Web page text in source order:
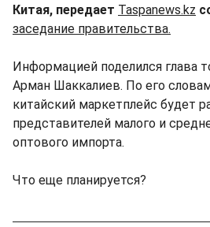
Китая, передает Taspanews.kz
заседание правительства.
Информацией поделился глава
Арман Шаккалиев. По его
китайский маркетплейс будет
представителей малого и
оптового импорта.
Что еще планируется?